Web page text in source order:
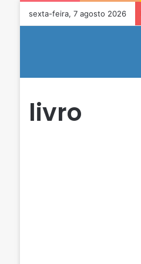
sexta-feira, 7 agosto 2026
livro